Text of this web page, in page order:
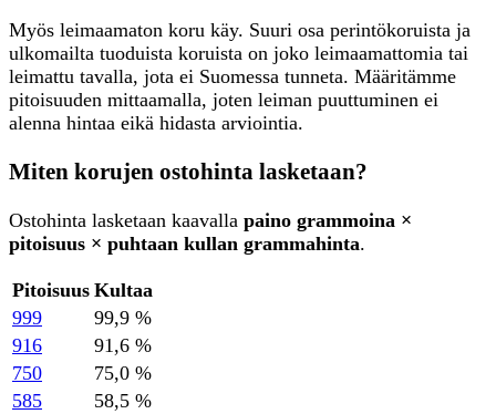
Myös leimaamaton koru käy. Suuri osa perintökoruista ja
ulkomailta tuoduista koruista on joko leimaamattomia tai
leimattu tavalla, jota ei Suomessa tunneta. Määritämme
pitoisuuden mittaamalla, joten leiman puuttuminen ei
alenna hintaa eikä hidasta arviointia.
Miten korujen ostohinta lasketaan?
Ostohinta lasketaan kaavalla paino grammoina ×
pitoisuus × puhtaan kullan grammahinta.
Pitoisuus Kultaa
999
99,9 %
916
91,6 %
750
75,0 %
585
58,5 %